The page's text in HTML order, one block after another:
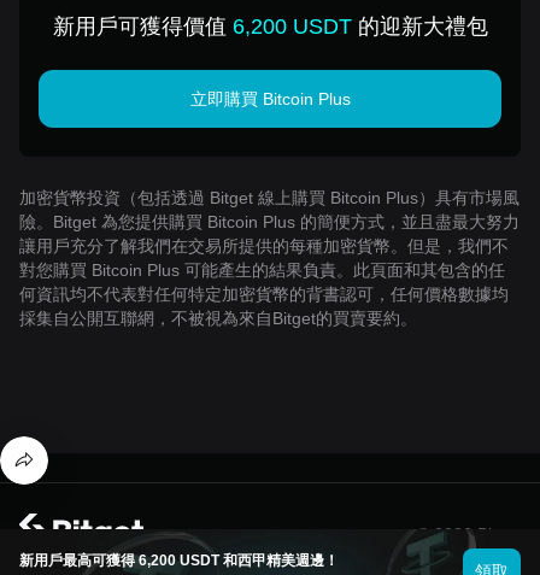
新用戶可獲得價值 6,200 USDT的迎新大禮包
立即購買 Bitcoin Plus
加密貨幣投資（包括透過 Bitget 線上購買 Bitcoin Plus）具有市場風
險。Bitget 為您提供購買 Bitcoin Plus 的簡便方式，並且盡最大努力
讓用戶充分了解我們在交易所提供的每種加密貨幣。但是，我們不
對您購買 Bitcoin Plus 可能產生的結果負責。此頁面和其包含的任
何資訊均不代表對任何特定加密貨幣的背書認可，任何價格數據均
採集自公開互聯網，不被視為來自Bitget的買賣要約。
新用戶最高可獲得 6,200 USDT 和西甲精美週邊！
© 2026 Bitget